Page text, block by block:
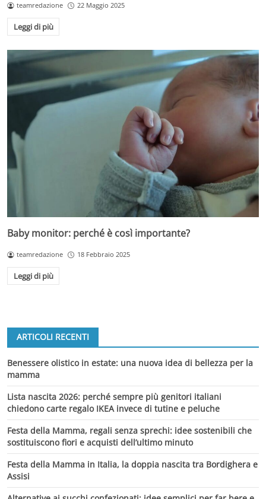
teamredazione 22 Maggio 2025
Leggi di più
Baby monitor: perché è così importante?
teamredazione 18 Febbraio 2025
Leggi di più
ARTICOLI RECENTI
Benessere olistico in estate: una nuova idea di bellezza per la
mamma
Lista nascita 2026: perché sempre più genitori italiani
chiedono carte regalo IKEA invece di tutine e peluche
Festa della Mamma, regali senza sprechi: idee sostenibili che
sostituiscono fiori e acquisti dell’ultimo minuto
Festa della Mamma in Italia, la doppia nascita tra Bordighera e
Assisi